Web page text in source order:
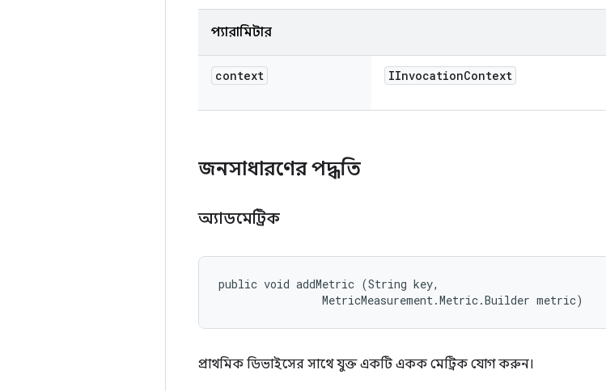
প্যারামিটার
context IInvocationContext
জনসাধারণের পদ্ধতি
অ্যাডমেট্রিক
public void addMetric (String key,
                MetricMeasurement.Metric.Builder metric)
প্রাথমিক ডিভাইসের সাথে যুক্ত একটি একক মেট্রিক যোগ করুন।